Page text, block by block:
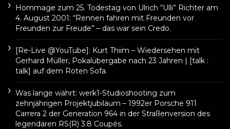
Hommage zum 25. Todestag von Ulrich “Ulli” Richter am
4. August 2001: “Rennen fahren mit Freunden vor
Freunden zur Freude” – das war sein Credo.
[Re-Live @YouTube]: Kurt Thiim – Wiedersehen mit
Gerhard Müller, Pokalübergabe nach 23 Jahren | [talk :
talk] auf dem Roten Sofa.
Was lange währt: werk1-Studioshooting zum
zehnjährigen Projektjubiläum – 1992er Porsche 911
Carrera 2 der Generation 964 in der Straßenversion des
legendären RS(R) 3.8 Coupés.